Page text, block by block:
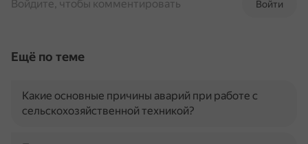
Войти
Войдите, чтобы комментировать
Ещё по теме
Какие основные причины аварий при работе с
сельскохозяйственной техникой?